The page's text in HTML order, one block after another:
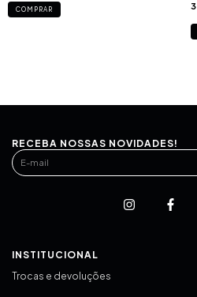
COMPRAR 3
RECEBA NOSSAS NOVIDADES!
INSTITUCIONAL
Trocas e devoluções